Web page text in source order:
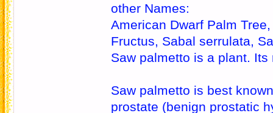
other Names:
American Dwarf Palm
Fructus, Sabal serrulata,
Saw palmetto is a plant.
Saw palmetto is best
prostate (benign prostatic